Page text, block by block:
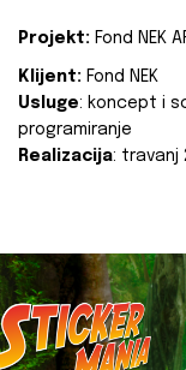
Projekt: Fond NEK
Klijent: Fond NEK
Usluge: koncept i
programiranje
Realizacija: travanj